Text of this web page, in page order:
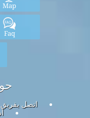
Map
Faq
اتصل